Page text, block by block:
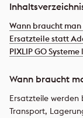
Wann braucht man
Ersatzteile statt
PIXLIP GO
Wann braucht
Ersatzteile
Transport,